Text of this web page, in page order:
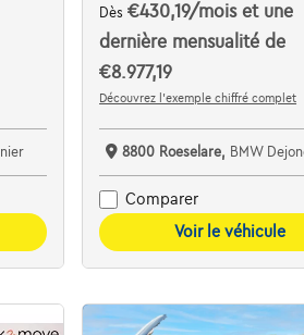
Dès€430,19/moiset une
dernière mensualité de
€8.977,19
Découvrez l’exemple chiffré complet
8800 Roeselare, BMW
Comparer
Voir le véhicule